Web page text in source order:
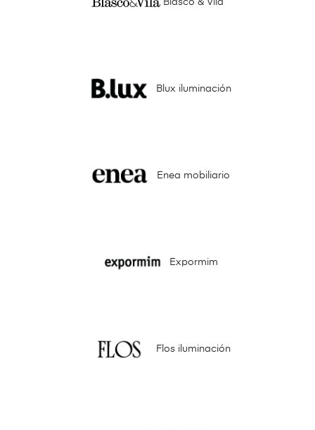
Blasco & Vila
Blux iluminación
Enea mobiliario
Expormim
Flos iluminación